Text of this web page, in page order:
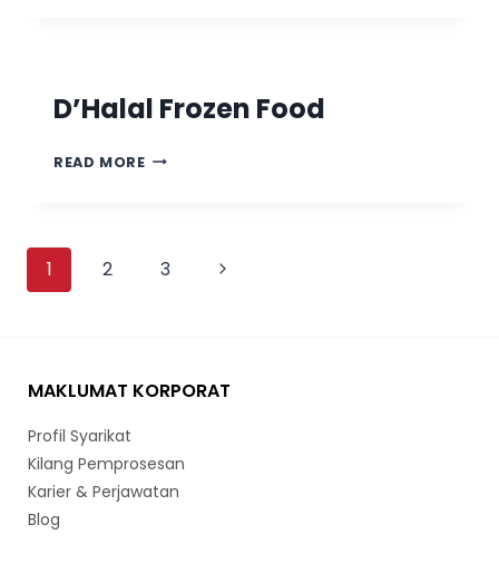
D’Halal Frozen Food
READ MORE
1 2 3
MAKLUMAT KORPORAT
Profil Syarikat
Kilang Pemprosesan
Karier & Perjawatan
Blog